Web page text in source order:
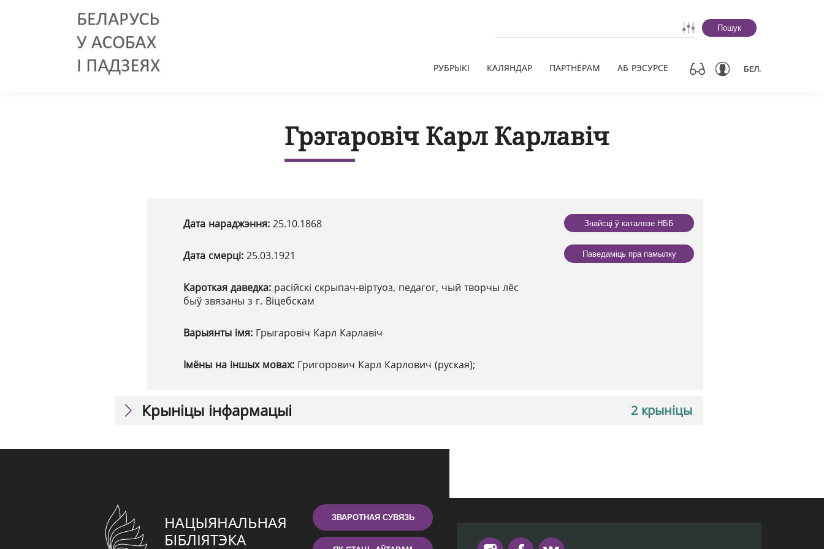
Пошук
РУБРЫКІ КАЛЯНДАР ПАРТНЁРАМ АБ РЭСУРСЕ БЕЛ.
Грэгаровіч Карл Карлавіч
Дата нараджэння: 25.10.1868
Дата смерці: 25.03.1921
Кароткая даведка: расійскі скрыпач-віртуоз, педагог, чый творчы лёс
быў звязаны з г. Віцебскам
Варыянты імя: Грыгаровіч Карл Карлавіч
Імёны на іншых мовах: Григорович Карл Карлович (руская);
Знайсці ў каталозе НББ
Паведаміць пра памылку
2 крыніцы
Крыніцы інфармацыі
ЗВАРОТНАЯ СУВЯЗЬ